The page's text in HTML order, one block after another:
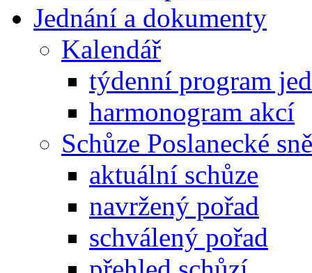
Jednání a dokumenty
Kalendář
týdenní program
harmonogram akcí
Schůze Poslanecké
aktuální schůze
navržený pořad
schválený pořad